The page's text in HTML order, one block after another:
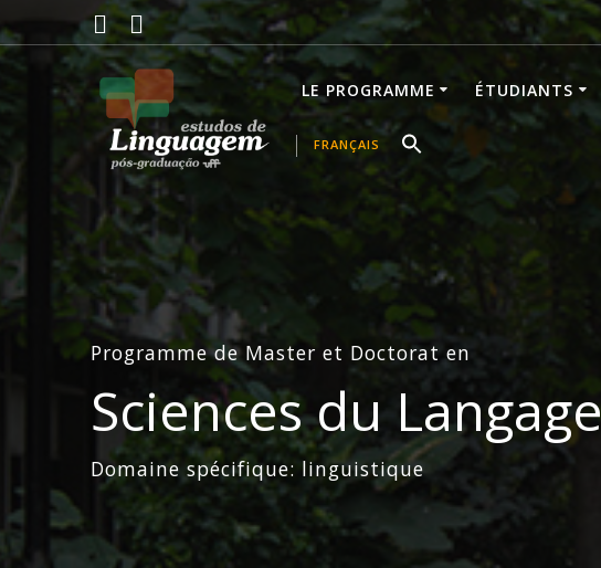
LE PROGRAMME ÉTUDIANTS
FRANÇAIS
Programme de Master et Doctorat en
Sciences du Langage
Domaine spécifique: linguistique